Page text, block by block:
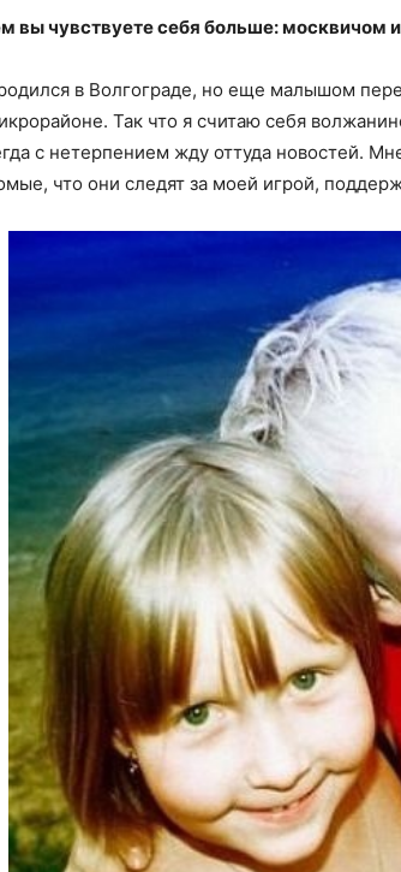
вы чувствуете себя больше: москвичом
в Волгограде, но еще малышом
Так что я считаю себя
с нетерпением жду оттуда новостей.
что они следят за моей игрой,